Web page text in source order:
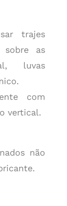
trajes
sobre as
luvas
com
vertical.
não